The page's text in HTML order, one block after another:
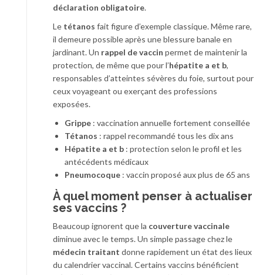
déclaration obligatoire.
Le tétanos fait figure d’exemple classique. Même rare,
il demeure possible après une blessure banale en
jardinant. Un rappel de vaccin permet de maintenir la
protection, de même que pour l’hépatite a et b,
responsables d’atteintes sévères du foie, surtout pour
ceux voyageant ou exerçant des professions
exposées.
Grippe : vaccination annuelle fortement conseillée
Tétanos : rappel recommandé tous les dix ans
Hépatite a et b : protection selon le profil et les
antécédents médicaux
Pneumocoque : vaccin proposé aux plus de 65 ans
À quel moment penser à actualiser
ses vaccins ?
Beaucoup ignorent que la couverture vaccinale
diminue avec le temps. Un simple passage chez le
médecin traitant donne rapidement un état des lieux
du calendrier vaccinal. Certains vaccins bénéficient